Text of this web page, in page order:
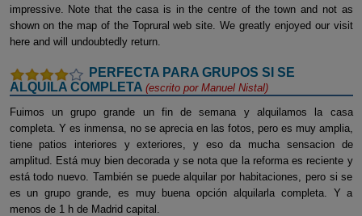
impressive. Note that the casa is in the centre of the town and not as
shown on the map of the Toprural web site. We greatly enjoyed our visit
here and will undoubtedly return.
PERFECTA PARA GRUPOS SI SE
ALQUILA COMPLETA (escrito por Manuel Nistal)
Fuimos un grupo grande un fin de semana y alquilamos la casa
completa. Y es inmensa, no se aprecia en las fotos, pero es muy amplia,
tiene patios interiores y exteriores, y eso da mucha sensacion de
amplitud. Está muy bien decorada y se nota que la reforma es reciente y
está todo nuevo. También se puede alquilar por habitaciones, pero si se
es un grupo grande, es muy buena opción alquilarla completa. Y a
menos de 1 h de Madrid capital.